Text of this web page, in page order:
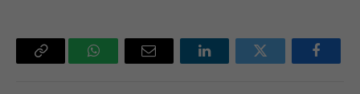
فيسبوك تويتر لينكدإن
البريد
واتساب Copy